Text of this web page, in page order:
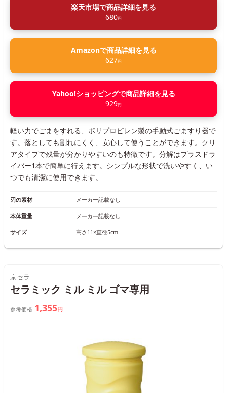
楽天市場で商品詳細を見る
680円
Amazonで商品詳細を見る
627円
Yahoo!ショッピングで商品詳細を見る
929円
軽い力でごまをすれる、ポリプロピレン製の手動式ごますり器で
す。落としても割れにくく、安心して使うことができます。クリ
アタイプで残量が分かりやすいのも特徴です。分解はプラスドラ
イバー1本で簡単に行えます。シンプルな形状で洗いやすく、い
つでも清潔に使用できます。
刃の素材 メーカー記載なし
本体重量 メーカー記載なし
サイズ 高さ11×直径5cm
京セラ
セラミック ミル ミル ゴマ専用
参考価格 1,355円